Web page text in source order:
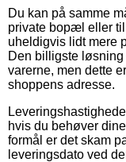
Du kan på samme
private bopæl eller
uheldigvis lidt mere
Den billigste
varerne, men dette
shoppens adresse.
hvis du behøver
formål er det skam
leveringsdato ved